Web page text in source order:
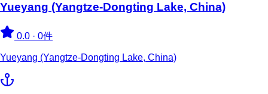
Yueyang (Yangtze-Dongting Lake, China)
0.0 · 0件
Yueyang (Yangtze-Dongting Lake, China)